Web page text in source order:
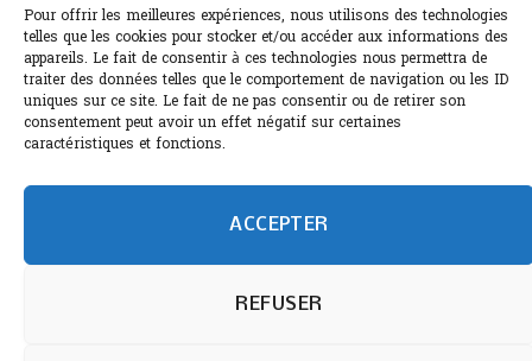
Pour offrir les meilleures expériences, nous utilisons des technologies
telles que les cookies pour stocker et/ou accéder aux informations des
appareils. Le fait de consentir à ces technologies nous permettra de
traiter des données telles que le comportement de navigation ou les ID
uniques sur ce site. Le fait de ne pas consentir ou de retirer son
consentement peut avoir un effet négatif sur certaines
caractéristiques et fonctions.
ACCEPTER
REFUSER
Sélection de rosés 2026
L'abus d'alcool est dangereux pour la santé.
©paris-bistro 2026 Paris-bistro.com est une publication 100%
mail: contact@paris-bistro.com